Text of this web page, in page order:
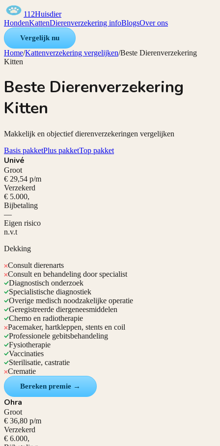
112Huisdier
HondenKattenDierenverzekering infoBlogsOver ons
Vergelijk nu
Home/Kattenverzekering vergelijken/Beste Dierenverzekering
Kitten
Beste Dierenverzekering
Kitten
Makkelijk en objectief dierenverzekeringen vergelijken
Basis pakketPlus pakketTop pakket
Univé
Groot
€ 29,54 p/m
Verzekerd
€ 5.000,
Bijbetaling
—
Eigen risico
n.v.t
Dekking
Consult dierenarts
Consult en behandeling door specialist
Diagnostisch onderzoek
Specialistische diagnostiek
Overige medisch noodzakelijke operatie
Geregistreerde diergeneesmiddelen
Chemo en radiotherapie
Pacemaker, hartkleppen, stents en coil
Professionele gebitsbehandeling
Fysiotherapie
Vaccinaties
Sterilisatie, castratie
Crematie
Bereken premie →
Ohra
Groot
€ 36,80 p/m
Verzekerd
€ 6.000,